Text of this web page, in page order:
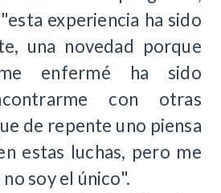
experiencia ha sido
una novedad porque
enfermé ha sido
con otras
de repente uno piensa
estas luchas, pero me
soy el único".